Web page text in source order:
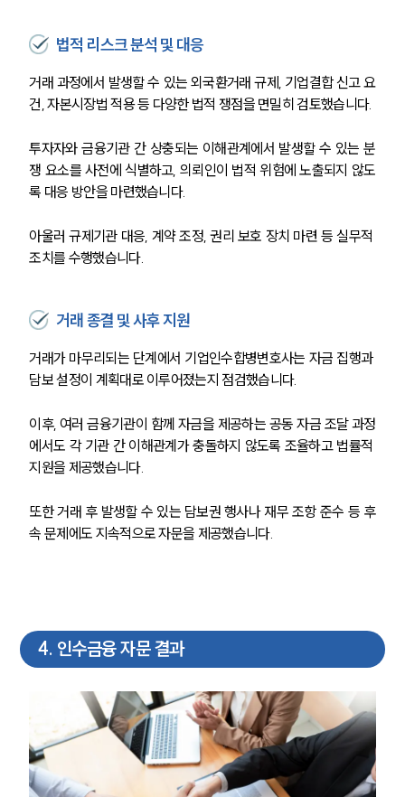
센터소개
센터소개
통합검색
AI대륜
업무사례
주요 업무사례
사례분석/최신동향
법률정보
법적 리스크 분석 및 대응
거래 과정에서 발생할 수 있는 외국환거래 규제, 기업결합 신고 요
건, 자본시장법 적용 등 다양한 법적 쟁점을 면밀히 검토했습니다.
투자자와 금융기관 간 상충되는 이해관계에서 발생할 수 있는 분
쟁 요소를 사전에 식별하고, 의뢰인이 법적 위험에 노출되지 않도
록 대응 방안을 마련했습니다.
아울러 규제기관 대응, 계약 조정, 권리 보호 장치 마련 등 실무적
조치를 수행했습니다.
거래 종결 및 사후 지원
거래가 마무리되는 단계에서 기업인수합병변호사는 자금 집행과
담보 설정이 계획대로 이루어졌는지 점검했습니다.
이후, 여러 금융기관이 함께 자금을 제공하는 공동 자금 조달 과정
에서도 각 기관 간 이해관계가 충돌하지 않도록 조율하고 법률적
지원을 제공했습니다.
또한 거래 후 발생할 수 있는 담보권 행사나 재무 조항 준수 등 후
속 문제에도 지속적으로 자문을 제공했습니다.
4. 인수금융 자문 결과